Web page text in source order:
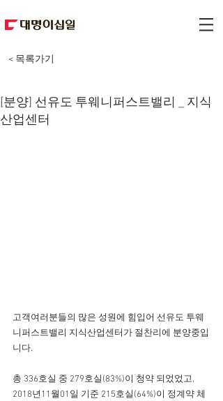
< 목록가기
[분양] 선유도 투웨니퍼스트밸리 _ 지식
산업센터
고객여러분들의 많은 성원에 힘입어 선유도 투웨
니퍼스트밸리 지식산업센터가 절찬리에 분양중입
니다.
총 336호실 중 279호실(83%)이 청약 되었었고,
2018년11월01일 기준 215호실(64%)이 정계약 체